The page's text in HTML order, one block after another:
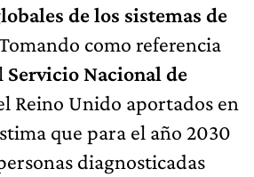
de los sistemas de
como referencia
Servicio Nacional de
Reino Unido aportados en
que para el año 2030
diagnosticadas